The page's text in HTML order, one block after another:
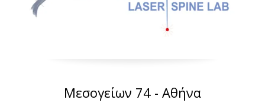
Μεσογείων 74 - Αθήνα